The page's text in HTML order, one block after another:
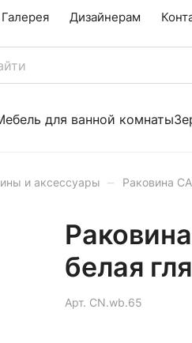
Галерея Дизайнерам
для ванной комнаты
и аксессуары – Раковина
белая
Арт. CN.wb.65